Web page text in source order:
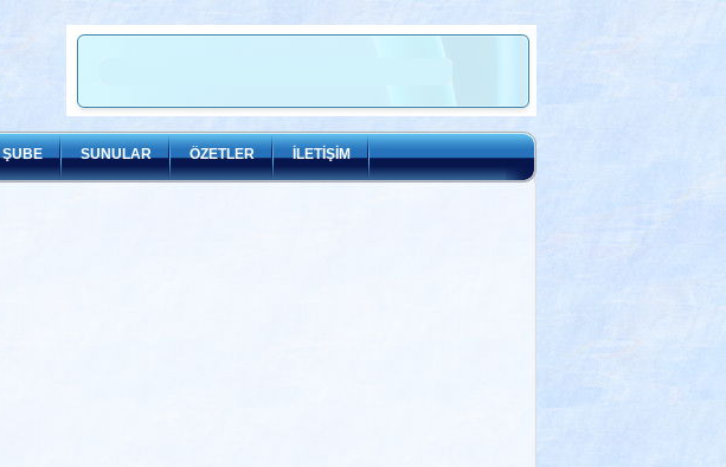
ŞUBE SUNULAR ÖZETLER İLETİŞİM